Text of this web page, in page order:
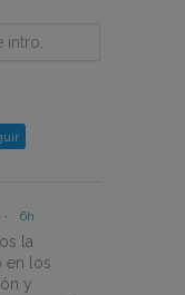
· 6h
la
en los
y